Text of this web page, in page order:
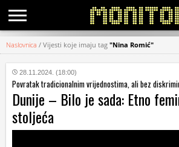
KATEGORIJE
HRVATSKI
WEB
Naslovnica / Vijesti koje imaju tag "Nina Romić"
28.11.2024. (18:00)
Povratak tradicionalnim vrijednostima, ali bez
Dunije – Bilo je sada: Etno
stoljeća